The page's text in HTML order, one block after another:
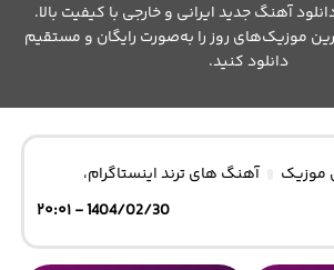
آهنگ جدید ایرانی و خارجی با کیفیت بالا.
موزیک‌های روز را به‌صورت رایگان و مستقیم
دانلود کنید.
آهنگ های ترند اینستاگرام،
1404/02/30 - ۲۰:۰۱